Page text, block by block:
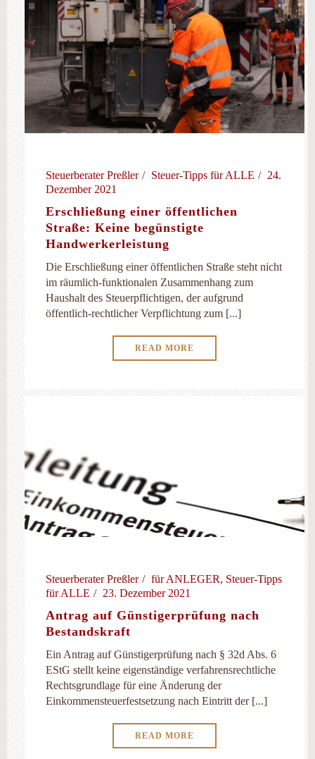
Steuerberater Preßler Steuer-Tipps für ALLE
24.
Dezember 2021
Erschließung einer öffentlichen
Straße: Keine begünstigte
Handwerkerleistung
Die Erschließung einer öffentlichen Straße steht nicht
im räumlich-funktionalen Zusammenhang zum
Haushalt des Steuerpflichtigen, der aufgrund
öffentlich-rechtlicher Verpflichtung zum [...]
READ MORE
Steuerberater Preßler für ANLEGER, Steuer-Tipps
für ALLE
23. Dezember 2021
Antrag auf Günstigerprüfung nach
Bestandskraft
Ein Antrag auf Günstigerprüfung nach § 32d Abs. 6
EStG stellt keine eigenständige verfahrensrechtliche
Rechtsgrundlage für eine Änderung der
Einkommensteuerfestsetzung nach Eintritt der [...]
READ MORE